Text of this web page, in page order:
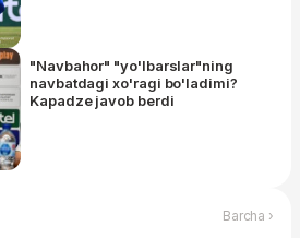
"Navbahor" "yo'lbarslar"ning
navbatdagi xo'ragi bo'ladimi?
Kapadze javob berdi
Barcha ›